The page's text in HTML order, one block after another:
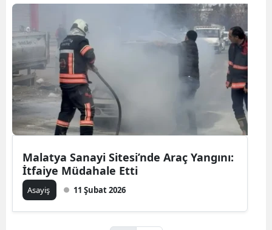
Malatya Sanayi Sitesi’nde Araç Yangını:
İtfaiye Müdahale Etti
Asayiş 11 Şubat 2026